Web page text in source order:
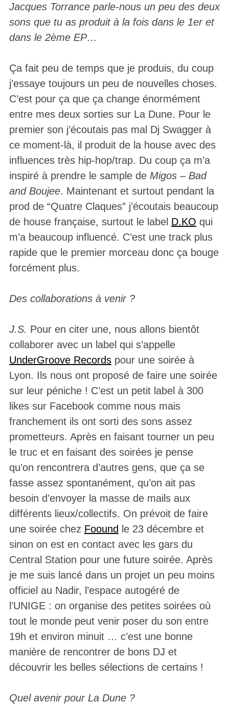
Jacques Torrance parle-nous un peu des deux
sons que tu as produit à la fois dans le 1er et
dans le 2ème EP…
Ça fait peu de temps que je produis, du coup
j’essaye toujours un peu de nouvelles choses.
C’est pour ça que ça change énormément
entre mes deux sorties sur La Dune. Pour le
premier son j’écoutais pas mal Dj Swagger à
ce moment-là, il produit de la house avec des
influences très hip-hop/trap. Du coup ça m’a
inspiré à prendre le sample de Migos – Bad
and Boujee. Maintenant et surtout pendant la
prod de “Quatre Claques” j’écoutais beaucoup
de house française, surtout le label D.KO qui
m’a beaucoup influencé. C’est une track plus
rapide que le premier morceau donc ça bouge
forcément plus.
Des collaborations à venir ?
J.S. Pour en citer une, nous allons bientôt
collaborer avec un label qui s’appelle
UnderGroove Recordspour une soirée à
Lyon. Ils nous ont proposé de faire une soirée
sur leur péniche ! C’est un petit label à 300
likes sur Facebook comme nous mais
franchement ils ont sorti des sons assez
prometteurs. Après en faisant tourner un peu
le truc et en faisant des soirées je pense
qu’on rencontrera d’autres gens, que ça se
fasse assez spontanément, qu’on ait pas
besoin d’envoyer la masse de mails aux
différents lieux/collectifs. On prévoit de faire
une soirée chez Foound le 23 décembre et
sinon on est en contact avec les gars du
Central Station pour une future soirée. Après
je me suis lancé dans un projet un peu moins
officiel au Nadir, l’espace autogéré de
l’UNIGE : on organise des petites soirées où
tout le monde peut venir poser du son entre
19h et environ minuit … c’est une bonne
manière de rencontrer de bons DJ et
découvrir les belles sélections de certains !
Quel avenir pour La Dune ?